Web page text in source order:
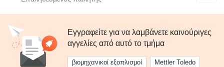
Εγγραφείτε για να λαμβάνετε καινούριγες
αγγελίες από αυτό το τμήμα
βιομηχανικοί εξοπλισμοί Mettler Toledo